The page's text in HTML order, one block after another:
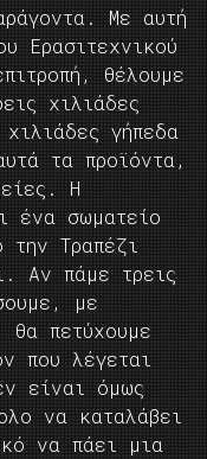
Με αυτή
Ερασιτεχνικού
θέλουμε
χιλιάδες
γήπεδα
τα προϊόντα,
Η
ένα σωματείο
την Τραπέζι
Αν πάμε τρεις
με
θα πετύχουμε
που λέγεται
είναι όμως
να καταλάβει
να πάει μια